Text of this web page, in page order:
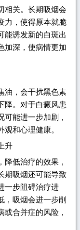
关。长期吸烟会
力，使得原本就脆
能诱发新的白斑出
加深，使病情更加
，会干扰黑色素
降。对于白癜风患
能进一步加剧，
和心理健康。
升
低治疗的效果，
期吸烟还可能导致
一步阻碍治疗进
，吸烟会进一步削
合并症的风险，